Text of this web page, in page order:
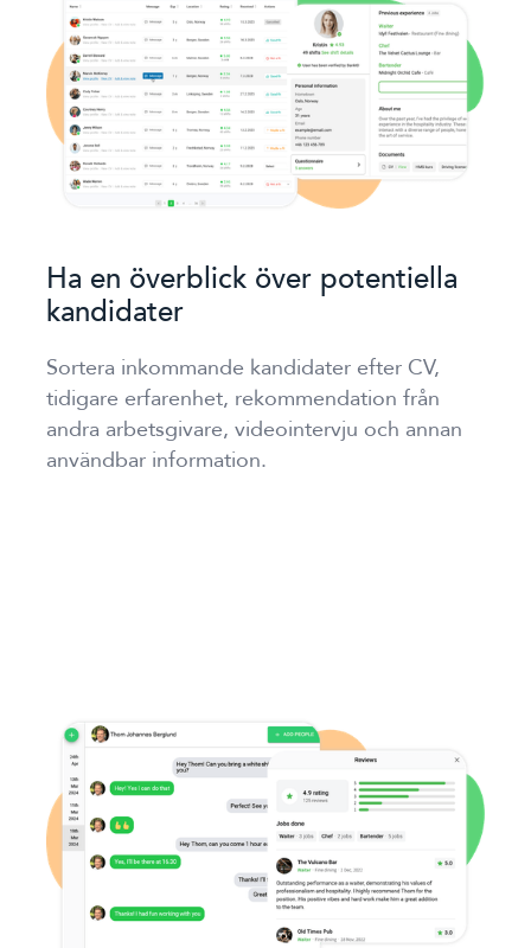
Ha en överblick över potentiella
kandidater
Sortera inkommande kandidater efter CV,
tidigare erfarenhet, rekommendation från
andra arbetsgivare, videointervju och annan
användbar information.